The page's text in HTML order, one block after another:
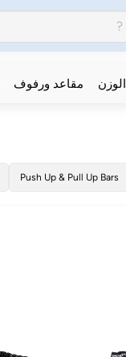
الوزن مقاعد ورفوف
Push Up & Pull Up Bars